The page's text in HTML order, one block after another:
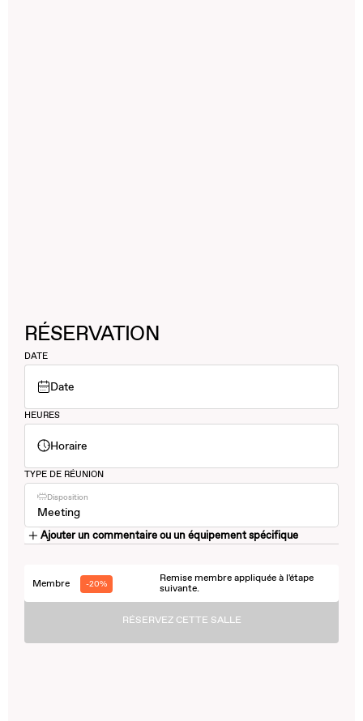
RÉSERVATION
DATE
Date
HEURES
Horaire
TYPE DE RÉUNION
Disposition
Meeting
Ajouter un commentaire ou un équipement spécifique
Membre -20%
Remise membre appliquée à l'étape
suivante.
RÉSERVEZ CETTE SALLE